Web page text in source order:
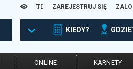
ZAREJESTRUJ SIĘ
KIEDY?
ONLINE KARNETY